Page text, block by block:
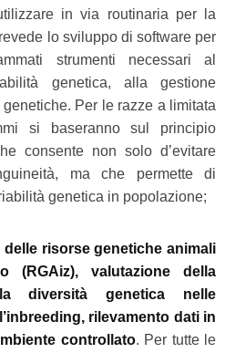
in via routinaria per la
lo sviluppo di software per
strumenti necessari al
genetica, alla gestione
Per le razze a limitata
si baseranno sul principio
consente non solo d’evitare
ma che permette di
genetica in popolazione;
delle risorse genetiche animali
(RGAiz), valutazione della
diversità genetica nelle
rilevamento dati in
controllato. Per tutte le